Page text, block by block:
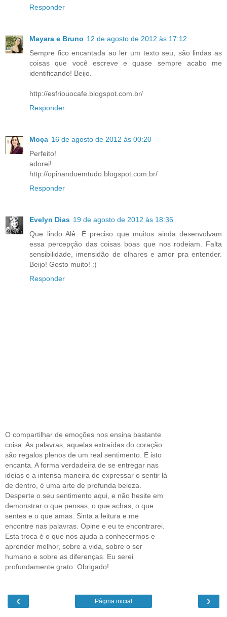
Responder
Mayara e Bruno 12 de agosto de 2012 às 17:12
Sempre fico encantada ao ler um texto seu, são lindas as
coisas que você escreve e quase sempre acabo me
identificando! Beijo.
http://esfriouocafe.blogspot.com.br/
Responder
Moça 16 de agosto de 2012 às 00:20
Perfeito!
adorei!
http://opinandoemtudo.blogspot.com.br/
Responder
Evelyn Dias 19 de agosto de 2012 às 18:36
Que lindo Alê. É preciso que muitos ainda desenvolvam
essa percepção das coisas boas que nos rodeiam. Falta
sensibilidade, imensidão de olhares e amor pra entender.
Beijo! Gosto muito! :)
Responder
O compartilhar de emoções nos ensina bastante
coisa. As palavras, aquelas extraídas do coração
são regalos plenos de um real sentimento. E isto
encanta. A forma verdadeira de se entregar nas
ideias e a intensa maneira de expressar o sentir lá
de dentro, é uma arte de profunda beleza.
Desperte o seu sentimento aqui, e não hesite em
demonstrar o que pensas, o que achas, o que
sentes e o que amas. Sinta a leitura e me
encontre nas palavras. Opine e eu te encontrarei.
Esta troca é o que nos ajuda a conhecermos e
aprender melhor, sobre a vida, sobre o ser
humano e sobre as diferenças. Eu serei
profundamente grato. Obrigado!
‹ ›
Página inicial